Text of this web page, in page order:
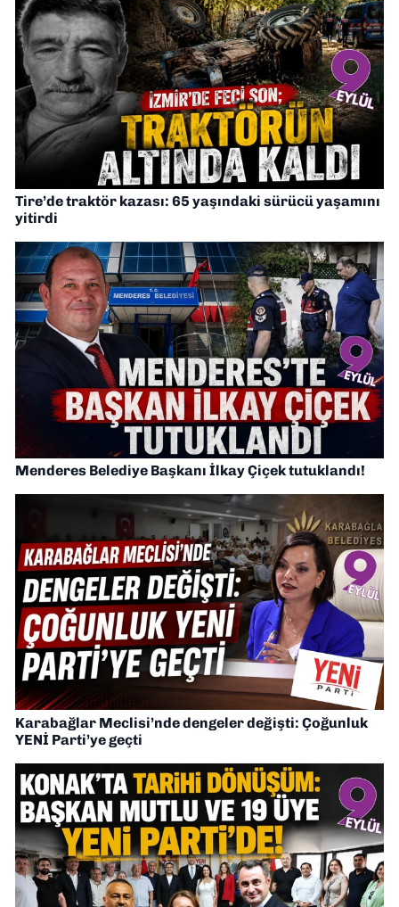
Tire’de traktör kazası: 65 yaşındaki sürücü yaşamını
yitirdi
Menderes Belediye Başkanı İlkay Çiçek tutuklandı!
Karabağlar Meclisi’nde dengeler değişti: Çoğunluk
YENİ Parti’ye geçti